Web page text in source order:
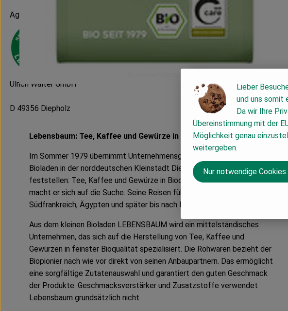
Ägypten
Ulrich Walter GmbH
D 49356 Diepholz
Lebensbaum: Tee, Kaffee und Gewürze in feinster Bioqualität
Im Sommer 1979 übernimmt Unternehmensgründer Ulrich Walter einen
Bioladen in der norddeutschen Kleinstadt Diepholz. Schnell muss er
feststellen: Tee, Kaffee und Gewürze in Bioqualität gibt es nicht. Also
macht er sich auf die Suche. Seine Reisen führen ihn nach
Südfrankreich, Ägypten und später bis nach Indien.
Aus dem kleinen Bioladen LEBENSBAUM wird ein mittelständisches
Unternehmen, das sich auf die Herstellung von Tee, Kaffee und
Gewürzen in feinster Bioqualität spezialisiert. Die Rohwaren bezieht der
Biopionier nach wie vor direkt von seinen Anbaupartnern. Das ermöglicht
eine sorgfältige Zutatenauswahl und garantiert den guten Geschmack
der Produkte. Geschmacksverstärker und Zusatzstoffe verwendet
Lebensbaum grundsätzlich nicht.
Lieber
und uns somit
Da wir Ihre
Übereinstimmung mit der
Möglichkeit genau
weitergeben.
Nur notwendige Cookies